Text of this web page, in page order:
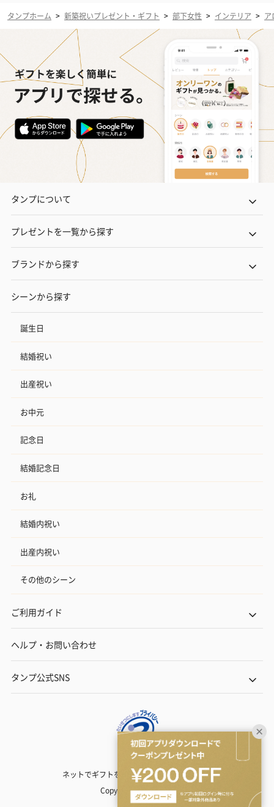
タンプホーム > 新築祝いプレゼント・ギフト > 部下女性 > インテリア > ア
タンプについて
プレゼントを一覧から探す
ブランドから探す
シーンから探す
誕生日
結婚祝い
出産祝い
お中元
記念日
結婚記念日
お礼
結婚内祝い
出産内祝い
その他のシーン
ご利用ガイド
ヘルプ・お問い合わせ
タンプ公式SNS
ネットでギフトを贈るなら | TANP（タンプ）
Copyright© TANP Inc.